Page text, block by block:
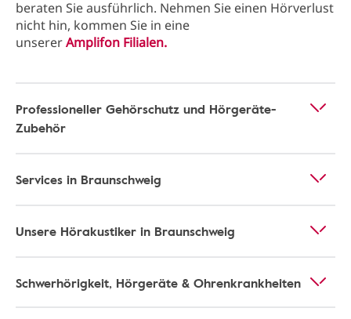
beraten Sie ausführlich. Nehmen Sie einen Hörverlust
nicht hin, kommen Sie in eine
unsererAmplifon Filialen.
Professioneller Gehörschutz und Hörgeräte-
Zubehör
Services in Braunschweig
Unsere Hörakustiker in Braunschweig
Schwerhörigkeit, Hörgeräte & Ohrenkrankheiten